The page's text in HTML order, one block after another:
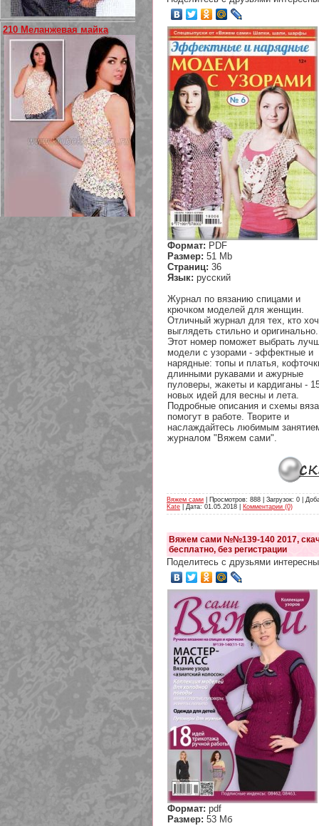
210 Меланжевая майка
209 Белая кофта из ленточного
кружева
Формат: PDF
Размер: 51 Mb
Страниц: 36
Язык: русский
Журнал по вязанию спицами и
крючком моделей для женщин.
Отличный журнал для тех, кто
выглядеть стильно и оригинально.
Этот номер поможет выбрать
модели с узорами - эффектные и
нарядные: топы и платья,
длинными рукавами и ажурные
пуловеры, жакеты и кардиганы -
новых идей для весны и лета.
Подробные описания и схемы
помогут в работе. Творите и
наслаждайтесь любимым
журналом "Вяжем сами".
Вяжем сами | Просмотров: 888 | Загрузок: 0 |
Kate | Дата: 01.05.2018 Комментарии (0)
Вяжем сами №№139-140 2017,
бесплатно, без регистрации
Поделитесь с друзьями
Формат: pdf
Размер: 53 Мб